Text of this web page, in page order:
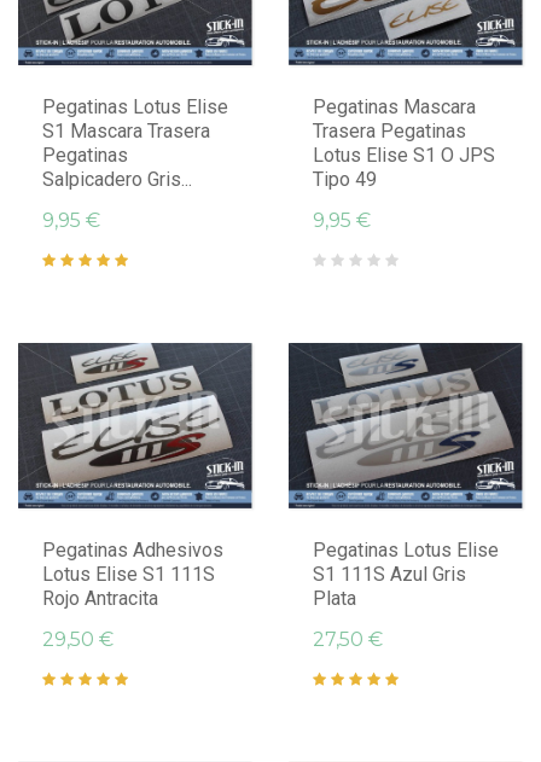
Pegatinas Lotus Elise
S1 Mascara Trasera
Pegatinas
Salpicadero Gris...
9,95 €
Pegatinas Mascara
Trasera Pegatinas
Lotus Elise S1 O JPS
Tipo 49
9,95 €
Pegatinas Adhesivos
Lotus Elise S1 111S
Rojo Antracita
29,50 €
Pegatinas Lotus Elise
S1 111S Azul Gris
Plata
27,50 €